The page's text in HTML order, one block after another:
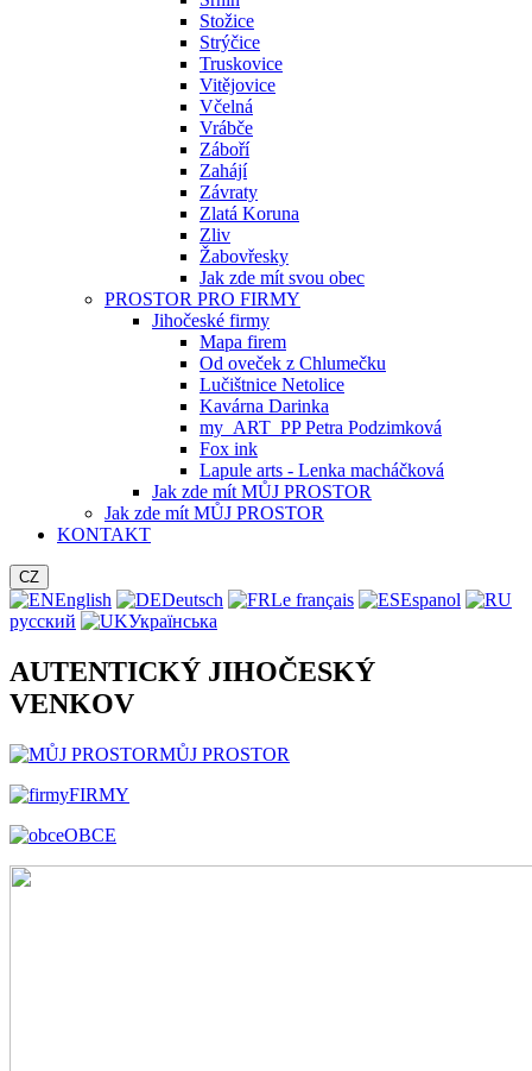
Stožice
Strýčice
Truskovice
Vitějovice
Včelná
Vrábče
Záboří
Zahájí
Závraty
Zlatá Koruna
Zliv
Žabovřesky
Jak zde mít svou obec
PROSTOR PRO FIRMY
Jihočeské firmy
Mapa firem
Od oveček z Chlumečku
Lučištnice Netolice
Kavárna Darinka
my_ART_PP Petra Podzimková
Fox ink
Lapule arts - Lenka macháčková
Jak zde mít MŮJ PROSTOR
Jak zde mít MŮJ PROSTOR
KONTAKT
CZ
English Deutsch Le français
Espanol
русский
Українська
AUTENTICKÝ JIHOČESKÝ
VENKOV
MŮJ PROSTOR
FIRMY
OBCE